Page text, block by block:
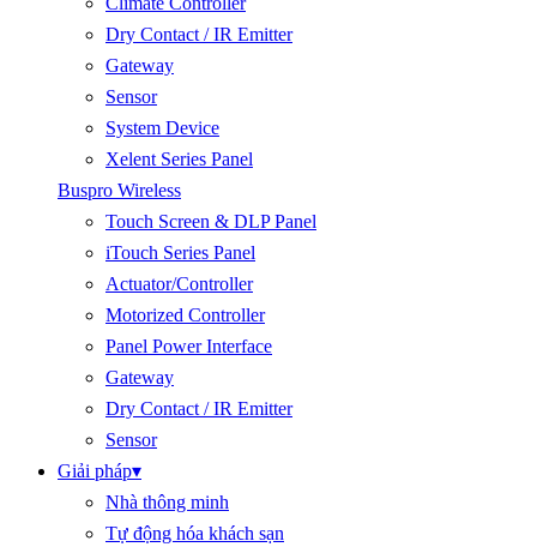
Dry Contact / IR Emitter
Gateway
Sensor
System Device
Xelent Series Panel
Buspro Wireless
Touch Screen & DLP Panel
iTouch Series Panel
Actuator/Controller
Motorized Controller
Panel Power Interface
Gateway
Dry Contact / IR Emitter
Sensor
Giải pháp▾
Nhà thông minh
Tự động hóa khách sạn